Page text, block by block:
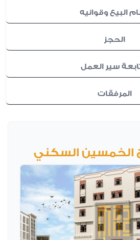
البيع وقوانيه
الحجز
سير العمل
المرفقات
الخمسين السكني